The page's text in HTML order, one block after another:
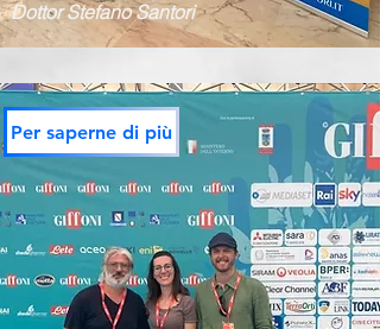
Dottor Stefano Santori
Per saperne di più